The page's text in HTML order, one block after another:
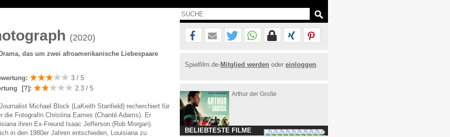
(2020)
das um zwei afroamerikanische Liebespaare
3 / 5
[?] : 2.3 / 5
Michael Block (LaKeith Stanfield) recherchiert für
die Fotografin Christina Eames (Chanté Adams). Er
ihren Ex-Freund Isaac Jefferson (Rob Morgan).
in den 1980er Jahren entschieden, Louisiana zu
Spielfilm.de-Mitglied werden oder einloggen.
Arthur der Große
BELIEBTESTE FILME